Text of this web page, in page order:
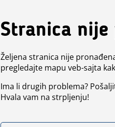
Stranica nije
Željena stranica nije
pregledajte mapu veb-sajta
Ima li drugih problema?
Hvala vam na strpljenju!